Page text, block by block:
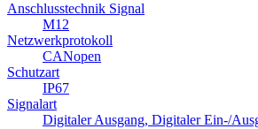
Anschlusstechnik Signal
M12
Netzwerkprotokoll
CANopen
Schutzart
IP67
Signalart
Digitaler Ausgang, Digitaler Ein-/